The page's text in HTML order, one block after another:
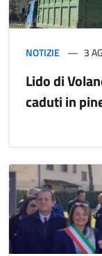
NOTIZIE 3
Lido di
caduti in